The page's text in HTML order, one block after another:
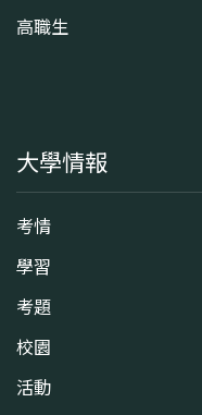
高職生
大學情報
考情
學習
考題
校園
活動